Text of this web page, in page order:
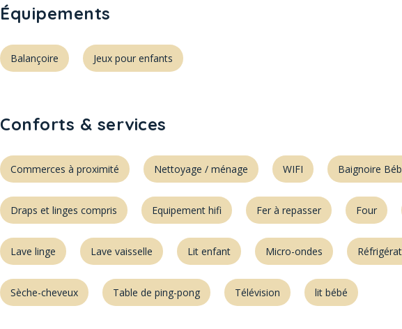
Équipements
Balançoire Jeux pour enfants
Conforts & services
Commerces à proximité Nettoyage / ménage WIFI Baignoire
Draps et linges compris Equipement hifi Fer à repasser Four
Lave linge Lave vaisselle Lit enfant Micro-ondes
Sèche-cheveux Table de ping-pong Télévision lit bébé